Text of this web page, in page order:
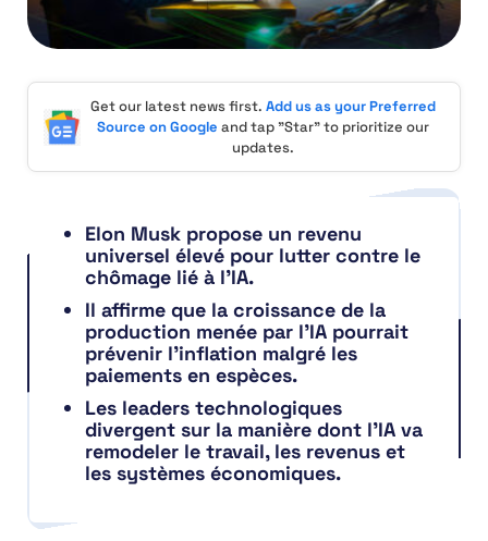
Get our latest news first. Add us as your Preferred
Source on Google and tap "Star" to prioritize our
updates.
Elon Musk propose un revenu
universel élevé pour lutter contre le
chômage lié à l’IA.
Il affirme que la croissance de la
production menée par l’IA pourrait
prévenir l’inflation malgré les
paiements en espèces.
Les leaders technologiques
divergent sur la manière dont l’IA va
remodeler le travail, les revenus et
les systèmes économiques.